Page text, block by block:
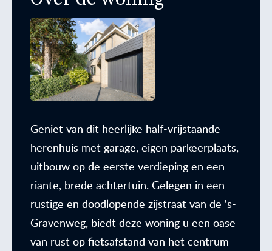
Geniet van dit heerlijke half-vrijstaande
herenhuis met garage, eigen parkeerplaats,
uitbouw op de eerste verdieping en een
riante, brede achtertuin. Gelegen in een
rustige en doodlopende zijstraat van de 's-
Gravenweg, biedt deze woning u een oase
van rust op fietsafstand van het centrum